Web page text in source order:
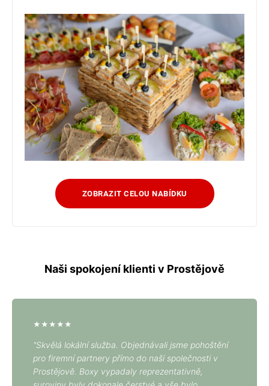
ZOBRAZIT CELOU NABÍDKU
Naši spokojení klienti v Prostějově
★★★★★
"Skvělá lokální služba. Objednávali jsme pohoštění
pro firemní partnery přímo do naší společnosti v
Prostějově. Boxy vypadaly reprezentativně,